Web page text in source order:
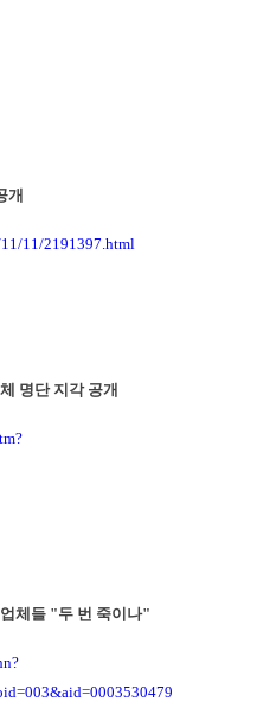
개
11/2191397.html
명단 지각 공개
업체들 "두 번 죽이나"